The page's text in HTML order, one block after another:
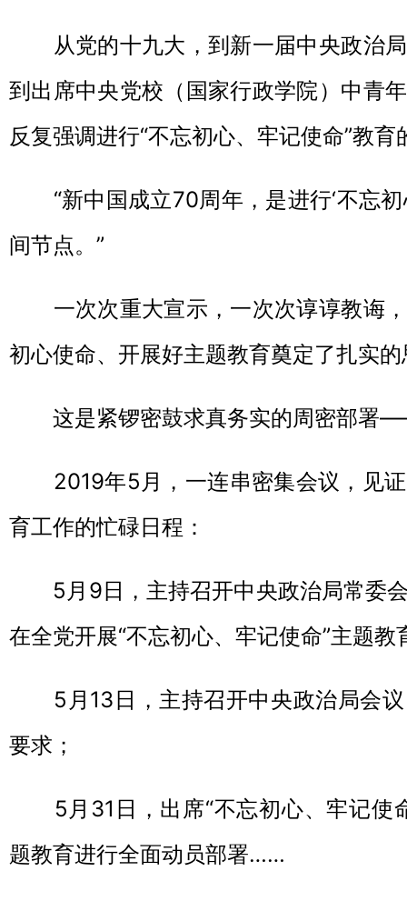
从党的十九大，到新一届中央政治局
到出席中央党校（国家行政学院）中青
反复强调进行“不忘初心、牢记使命”教育
“新中国成立70周年，是进行‘不忘初
间节点。”
一次次重大宣示，一次次谆谆教诲，
初心使命、开展好主题教育奠定了扎实
这是紧锣密鼓求真务实的周密部署
2019年5月，一连串密集会议，见证
育工作的忙碌日程：
5月9日，主持召开中央政治局常委会
在全党开展“不忘初心、牢记使命”主题教
5月13日，主持召开中央政治局会议
要求；
5月31日，出席“不忘初心、牢记使
题教育进行全面动员部署……